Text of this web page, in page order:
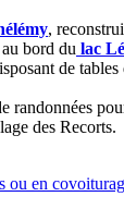
,
bord du lac
de
randonnées
des Recorts.
ou en